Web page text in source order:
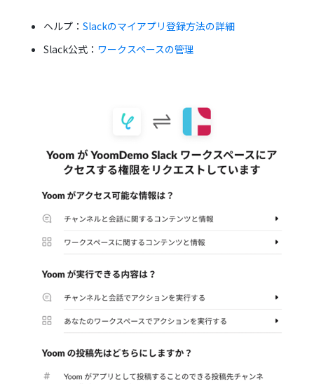
ヘルプ：Slackのマイアプリ登録方法の詳細
Slack公式： ワークスペースの管理